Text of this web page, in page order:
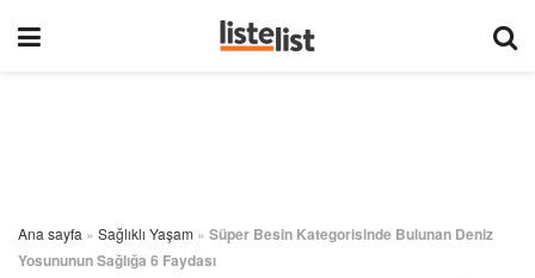
Ana sayfa » Sağlıklı Yaşam » Süper Besin Kategorisinde Bulunan Deniz
Yosununun Sağlığa 6 Faydası